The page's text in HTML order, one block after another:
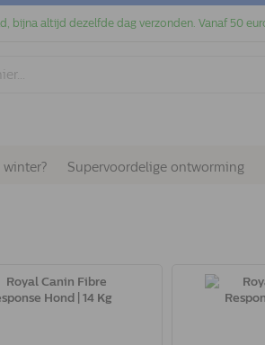
bijna altijd dezelfde dag verzonden. Vanaf 50
winter? Supervoordelige ontworming